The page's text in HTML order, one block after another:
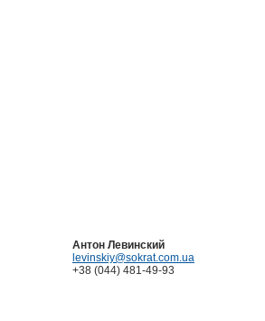
Антон Левинский
levinskiy@sokrat.com.ua
+38 (044) 481-49-93